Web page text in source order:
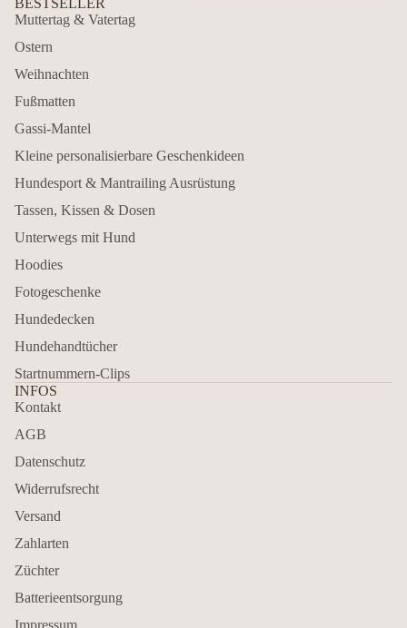
BESTSELLER
Muttertag & Vatertag
Ostern
Weihnachten
Fußmatten
Gassi-Mantel
Kleine personalisierbare Geschenkideen
Hundesport & Mantrailing Ausrüstung
Tassen, Kissen & Dosen
Unterwegs mit Hund
Hoodies
Fotogeschenke
Hundedecken
Hundehandtücher
Startnummern-Clips
INFOS
Kontakt
AGB
Datenschutz
Widerrufsrecht
Versand
Zahlarten
Züchter
Batterieentsorgung